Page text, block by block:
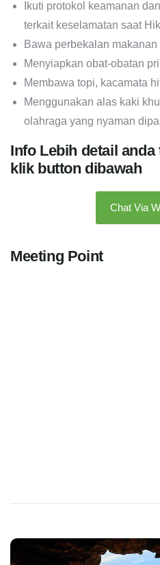
Ikuti protokol keamanan
terkait keselamatan saat
Bawa perbekalan
Menyiapkan obat-obatan
Membawa topi, kacamata
Menggunakan alas kaki
olahraga yang nyaman
Info Lebih detail
klik button dibawah
Chat Via
Meeting Point